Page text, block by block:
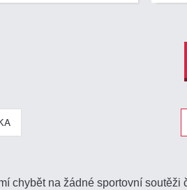
chybět na žádné sportovní